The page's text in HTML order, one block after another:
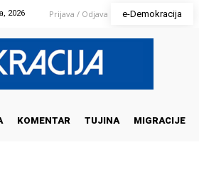
2026 Prijava / Odjava e-Demokracija
KOMENTAR TUJINA MIGRACIJE